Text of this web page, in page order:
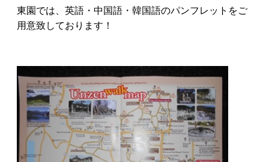
東園では、英語・中国語・韓国語のパンフレットをご
用意致しております！